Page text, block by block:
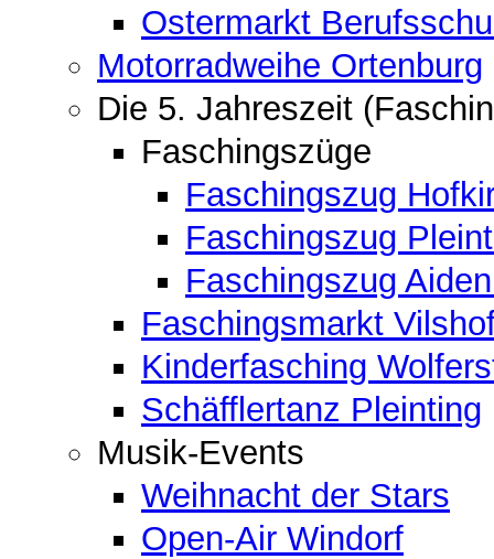
Ostermarkt
Motorradweihe Ortenburg
Die 5. Jahreszeit
Faschingszüge
Faschingszug
Faschingszug
Faschingszug
Faschingsmarkt
Kinderfasching
Schäfflertanz Pleinting
Musik-Events
Weihnacht der Stars
Open-Air Windorf